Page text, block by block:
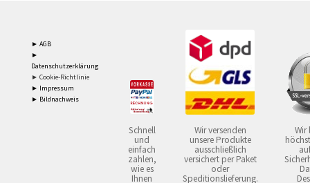
► AGB
►
Datenschutzerklärung
► Cookie-Richtlinie
► Impressum
► Bildnachweis
Schnell
und
einfach
zahlen,
wie es
Ihnen
Wir versenden
unsere Produkte
ausschließlich
versichert per Paket
oder
Speditionslieferung.
Wir